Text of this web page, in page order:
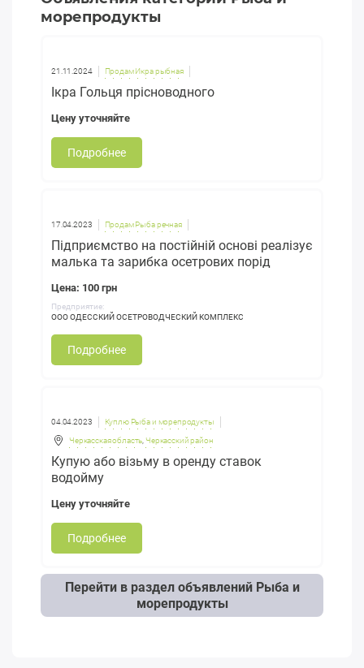
морепродукты
21.11.2024 Продам Икра рыбная
Ікра Гольця прісноводного
Цену уточняйте
Подробнее
17.04.2023 Продам Рыба речная
Підприємство на постійній основі реалізує
малька та зарибка осетрових порід
Цена: 100 грн
Предприятие:
ООО ОДЕССКИЙ ОСЕТРОВОДЧЕСКИЙ КОМПЛЕКС
Подробнее
04.04.2023 Куплю Рыба и морепродукты
Черкасская область,Черкасский район
Купую або візьму в оренду ставок
водойму
Цену уточняйте
Подробнее
Перейти в раздел объявлений Рыба и
морепродукты